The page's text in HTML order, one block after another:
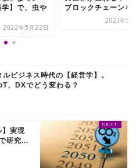
学】で、虫や
2022年5月22日
ブロックチェーンを
2021年5
ルビジネス時代の【経営学】。
、DXでどう変わる？
】実現
研究...